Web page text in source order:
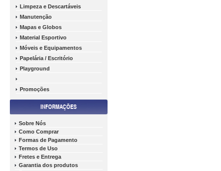
Limpeza e Descartáveis
Manutenção
Mapas e Globos
Material Esportivo
Móveis e Equipamentos
Papelária / Escritório
Playground
Promoções
Sobre Nós
Como Comprar
Formas de Pagamento
Termos de Uso
Fretes e Entrega
Garantia dos produtos